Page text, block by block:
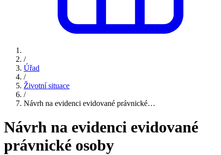
/
Úřad
/
Životní situace
/
Návrh na evidenci evidované právnické…
Návrh na evidenci evidované
právnické osoby